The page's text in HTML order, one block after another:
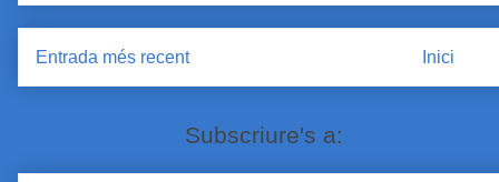
Entrada més recent Inici
Subscriure's a: